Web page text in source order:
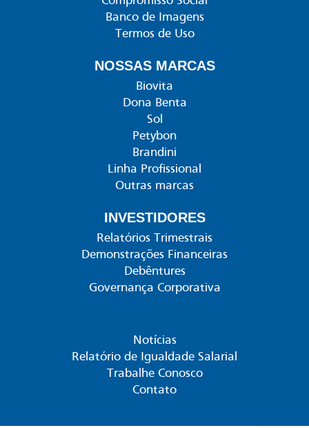
Banco de Imagens
Termos de Uso
NOSSAS MARCAS
Biovita
Dona Benta
Sol
Petybon
Brandini
Linha Profissional
Outras marcas
INVESTIDORES
Relatórios Trimestrais
Demonstrações Financeiras
Debêntures
Governança Corporativa
Notícias
Relatório de Igualdade Salarial
Trabalhe Conosco
Contato